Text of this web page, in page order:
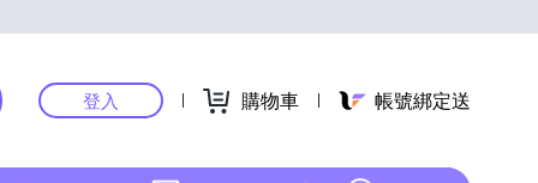
登入 購物車 帳號綁定送